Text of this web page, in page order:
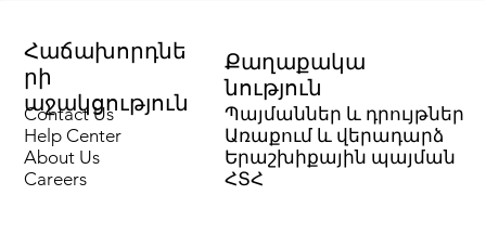
Լայնություն՝ 125 մմ
Նյութ՝ ներքին պոլիպրոպիլեն / արտաքին
պողպատ
Հաճախորդնե
րի
աջակցություն
Քաղաքակա
նություն
Contact Us
Help Center
About Us
Careers
Պայմաններ և դրույթներ
Առաքում և վերադարձ
Երաշխիքային պայման
ՀՏՀ